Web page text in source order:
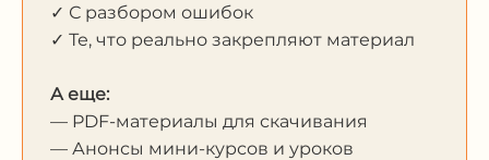
✓ С разбором ошибок
✓ Те, что реально закрепляют материал
А еще:
— PDF-материалы для скачивания
— Анонсы мини-курсов и уроков